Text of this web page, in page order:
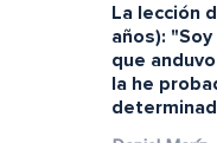
La lección
años):
que
la he